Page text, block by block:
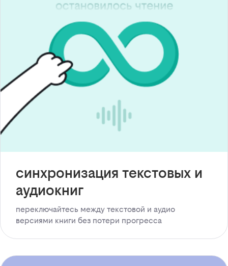
синхронизация текстовых и
аудиокниг
переключайтесь между текстовой и аудио
версиями книги без потери прогресса